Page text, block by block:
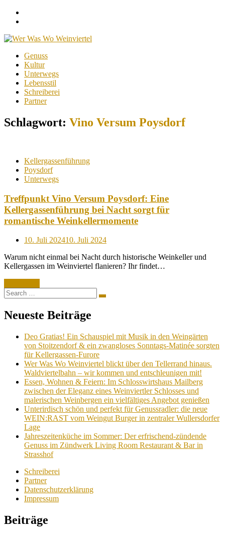
Skip
content
Genuss
Kultur
Unterwegs
Lebensstil
Schreiberei
Partner
Schlagwort: Vino Versum Poysdorf
Kellergassenführung
Poysdorf
Unterwegs
Treffpunkt Vino Versum Poysdorf: Eine
Kellergassenführung bei Nacht sorgt für
romantische Weinkellermomente
Posted
10. Juli 202410. Juli 2024
Warum nicht einmal bei Nacht durch historische Weinkeller und
Kellergassen im Weinviertel flanieren? Ihr findet…
Search
for:
Search
Neueste Beiträge
Deo Gratias! Ein Schauspiel mit Musik in den Weingärten
von Stoitzendorf & ein zwangloses Sonntags-Matinée sorgten
für Kellergassen-Furore
Wer Was Wo Weinviertel blickt über den Tellerrand hinaus.
Waldviertelbahn – wir kommen und entschleunigen mit!
Essen, Wohnen & Feiern: Im Schlosswirtshaus Mailberg
zwischen der Eleganz eines Weinviertler Schlosses und
malerischen Weinbergen ein vielfältiges Angebot genießen
Unterirdisch schön und perfekt für Genussradler: die neue
WEIN:RAST vom Weingut Burger in zentraler Wullersdorfer
Lage
Jahreszeitenküche im Sommer: Der erfrischend-zündende
Genuss im Zündwerk Living Room Restaurant & Bar in
Strasshof
Schreiberei
Partner
Datenschutzerklärung
Impressum
Beiträge